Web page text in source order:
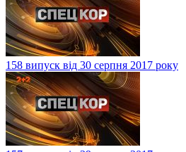
158 випуск від 30 серпня 2017 року